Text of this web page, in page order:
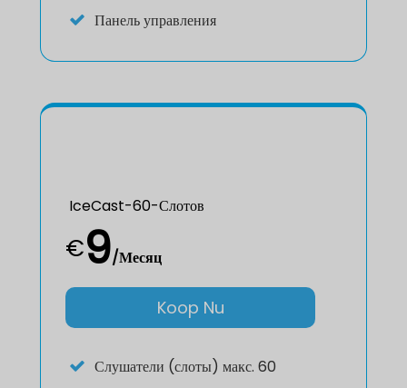
Панель управления
IceCast-60-Слотов
€9/Месяц
Koop Nu
Слушатели (слоты) макс. 60